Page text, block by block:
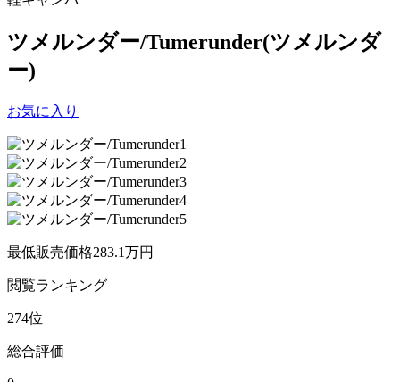
ツメルンダー/Tumerunder(ツメルンダ
ー)
お気に入り
最低販売価格283.1万円
閲覧ランキング
274位
総合評価